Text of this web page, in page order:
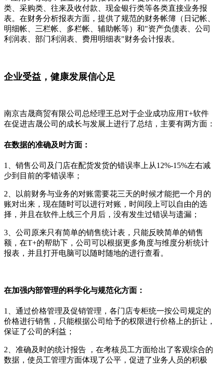
类、采购类、往来及收付款、现金银行类等各类直接业务报
表。在财务分析报表方面，提供了规范的财务帐簿（日记帐、
明细帐、三栏帐、多栏帐、辅助帐等）和"资产负债表、公司
利润表、部门利润表、费用明细表"财务会计报表。
企业受益，健康发展信心足
南京吉晟商贸有限公司总经理王总对于企业成功应用T+软件
在促进吉晟公司的成长与发展上进行了总结，主要有两方面：
在数据的准确及时方面：
1、销售公司及门店在配货发货的错误率上从12%-15%左右减
少到目前的零错误率；
2、以前财务与业务的对账需要花三天的时候才能把一个月的
账对出来，现在随时可以进行对账，时间段上可以自由的选
择，并且在软件上线三个月后，没有发生过错误与遗漏；
3、公司原来只有简单的销售统计表，只能反映简单的销售
额，在T+的帮助下，公司可以根据更多角度与维度分析统计
报表，并且打开电脑可以随时随地的进行查看。
在加强内部管理的科学化与规范化方面：
1、通过价格管理及促销管理，各门店专柜统一按公司规定的
价格进行销售，只能根据公司给予的权限进行价格上的折让，
保证了公司的利益；
2、准确及时的统计报告 ，在考核员工方面给出了客观综合的
数据，使员工管理方面体现了公平，促进了业务人员的积极